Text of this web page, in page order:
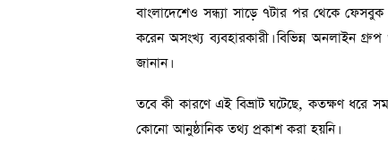
বাংলাদেশেও সন্ধ্যা সাড়ে ৭টার পর থেকে ফেসবুক
করেন অসংখ্য ব্যবহারকারী। বিভিন্ন অনলাইন
জানান।
তবে কী কারণে এই বিভ্রাট ঘটেছে, কতক্ষণ ধরে
কোনো আনুষ্ঠানিক তথ্য প্রকাশ করা হয়নি।